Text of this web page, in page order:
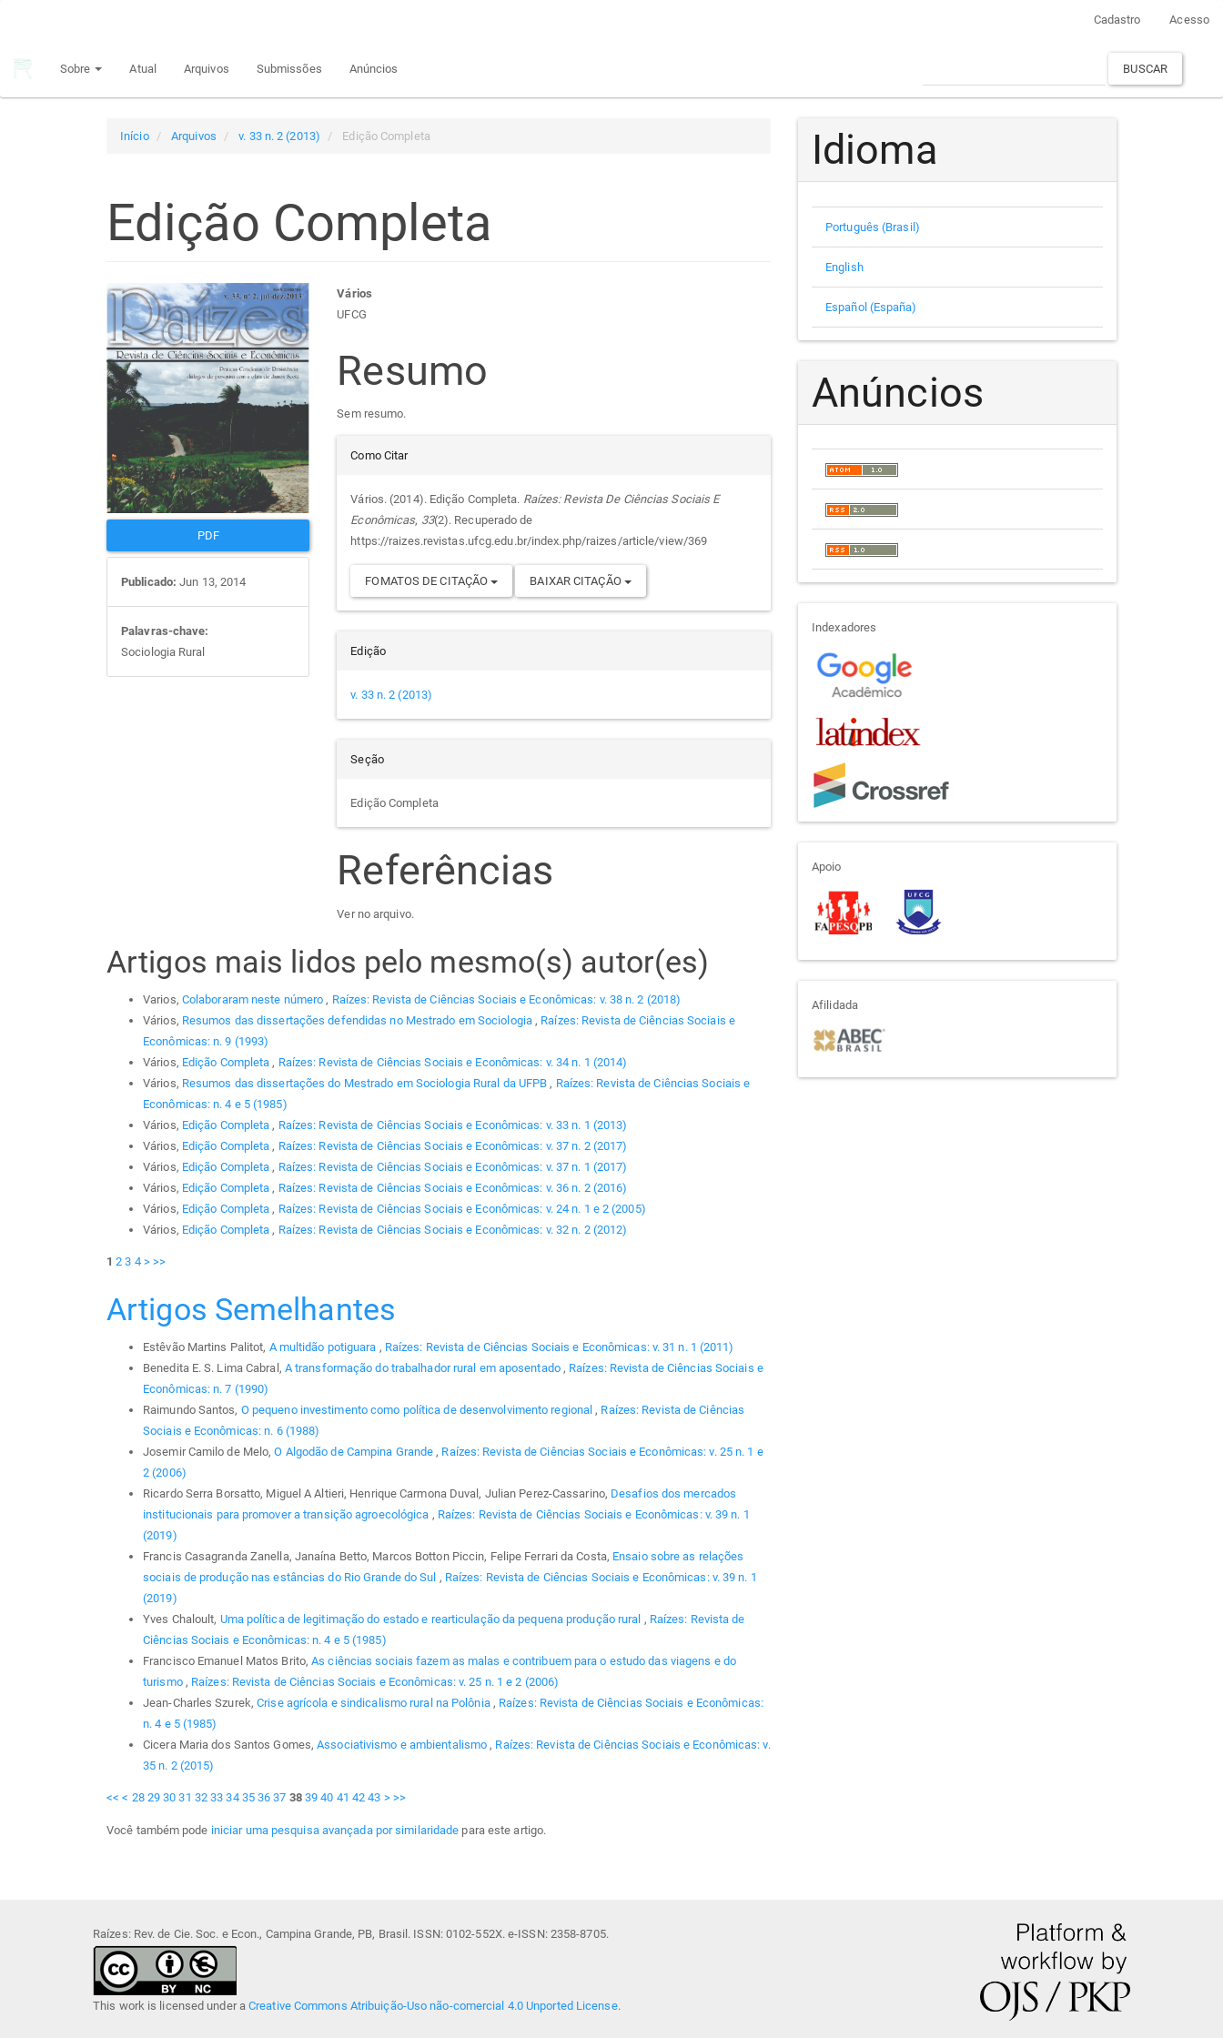
principal
Cadastro Acesso
Sobre Atual Arquivos Submissões Anúncios BUSCAR
Início Arquivos v. 33 n. 2 (2013) Edição Completa
Edição Completa
Barra
lateral
de
artigos
PDF
Publicado: Jun 13, 2014
Palavras-chave:
Sociologia Rural
Conteúdo
do
artigo
principal
Vários
UFCG
Resumo
Sem resumo.
Detalhes
do
artigo
Como Citar
Vários. (2014). Edição Completa. Raízes: Revista De Ciências Sociais E
Econômicas, 33(2). Recuperado de
https://raizes.revistas.ufcg.edu.br/index.php/raizes/article/view/369
FOMATOS DE CITAÇÃO BAIXAR CITAÇÃO
Edição
v. 33 n. 2 (2013)
Seção
Edição Completa
Referências
Ver no arquivo.
Artigos mais lidos pelo mesmo(s) autor(es)
Varios, Colaboraram neste número, Raízes: Revista de Ciências Sociais e Econômicas: v. 38 n. 2 (2018)
Vários, Resumos das dissertações defendidas no Mestrado em Sociologia, Raízes: Revista de Ciências Sociais e
Econômicas: n. 9 (1993)
Vários, Edição Completa, Raízes: Revista de Ciências Sociais e Econômicas: v. 34 n. 1 (2014)
Vários, Resumos das dissertações do Mestrado em Sociologia Rural da UFPB, Raízes: Revista de Ciências Sociais e
Econômicas: n. 4 e 5 (1985)
Vários, Edição Completa, Raízes: Revista de Ciências Sociais e Econômicas: v. 33 n. 1 (2013)
Vários, Edição Completa, Raízes: Revista de Ciências Sociais e Econômicas: v. 37 n. 2 (2017)
Vários, Edição Completa, Raízes: Revista de Ciências Sociais e Econômicas: v. 37 n. 1 (2017)
Vários, Edição Completa, Raízes: Revista de Ciências Sociais e Econômicas: v. 36 n. 2 (2016)
Vários, Edição Completa, Raízes: Revista de Ciências Sociais e Econômicas: v. 24 n. 1 e 2 (2005)
Vários, Edição Completa, Raízes: Revista de Ciências Sociais e Econômicas: v. 32 n. 2 (2012)
1 2 3 4 > >>
Artigos Semelhantes
Estêvão Martins Palitot, A multidão potiguara , Raízes: Revista de Ciências Sociais e Econômicas: v. 31 n. 1 (2011)
Benedita E. S. Lima Cabral, A transformação do trabalhador rural em aposentado , Raízes: Revista de Ciências Sociais e
Econômicas: n. 7 (1990)
Raimundo Santos, O pequeno investimento como política de desenvolvimento regional, Raízes: Revista de Ciências
Sociais e Econômicas: n. 6 (1988)
Josemir Camilo de Melo,O Algodão de Campina Grande, Raízes: Revista de Ciências Sociais e Econômicas: v. 25 n. 1 e
2 (2006)
Ricardo Serra Borsatto, Miguel A Altieri, Henrique Carmona Duval, Julian Perez-Cassarino, Desafios dos mercados
institucionais para promover a transição agroecológica , Raízes: Revista de Ciências Sociais e Econômicas: v. 39 n. 1
(2019)
Francis Casagranda Zanella, Janaína Betto, Marcos Botton Piccin, Felipe Ferrari da Costa, Ensaio sobre as relações
sociais de produção nas estâncias do Rio Grande do Sul , Raízes: Revista de Ciências Sociais e Econômicas: v. 39 n. 1
(2019)
Yves Chaloult, Uma política de legitimação do estado e rearticulação da pequena produção rural , Raízes: Revista de
Ciências Sociais e Econômicas: n. 4 e 5 (1985)
Francisco Emanuel Matos Brito,As ciências sociais fazem as malas e contribuem para o estudo das viagens e do
turismo , Raízes: Revista de Ciências Sociais e Econômicas: v. 25 n. 1 e 2 (2006)
Jean-Charles Szurek,Crise agrícola e sindicalismo rural na Polônia , Raízes: Revista de Ciências Sociais e Econômicas:
n. 4 e 5 (1985)
Cicera Maria dos Santos Gomes,Associativismo e ambientalismo, Raízes: Revista de Ciências Sociais e Econômicas: v.
35 n. 2 (2015)
<< < 28 29 30 31 32 33 34 35 36 37 38 39 40 41 42 43 > >>
Você também pode iniciar uma pesquisa avançada por similaridade para este artigo.
Idioma
Português (Brasil)
English
Español (España)
Anúncios
indexadores
Indexadores
apoio
Apoio
afiliada
Afilidada
Raízes: Rev. de Cie. Soc. e Econ., Campina Grande, PB, Brasil. ISSN: 0102-552X. e-ISSN: 2358-8705.
This work is licensed under aCreative Commons Atribuição-Uso não-comercial 4.0 Unported License.